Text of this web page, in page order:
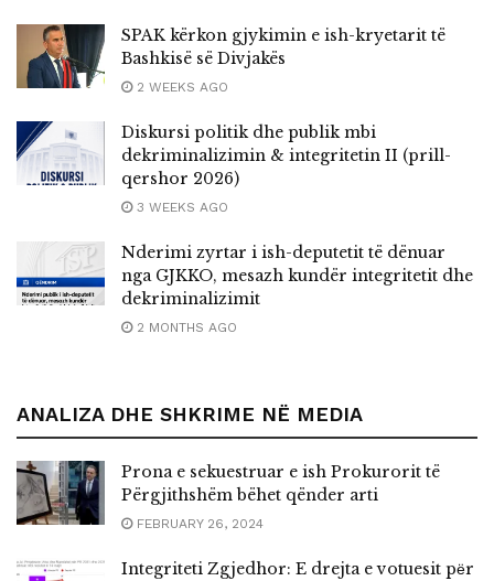
SPAK kërkon gjykimin e ish-kryetarit të
Bashkisë së Divjakës
2 WEEKS AGO
Diskursi politik dhe publik mbi
dekriminalizimin & integritetin II (prill-
qershor 2026)
3 WEEKS AGO
Nderimi zyrtar i ish-deputetit të dënuar
nga GJKKO, mesazh kundër integritetit dhe
dekriminalizimit
2 MONTHS AGO
ANALIZA DHE SHKRIME NË MEDIA
Prona e sekuestruar e ish Prokurorit të
Përgjithshëm bëhet qënder arti
FEBRUARY 26, 2024
Integriteti Zgjedhor: E drejta e votuesit pёr